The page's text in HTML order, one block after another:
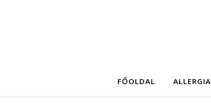
FŐOLDAL ALLERGIA